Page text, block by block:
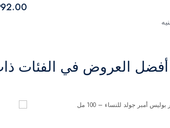
العروض في الفئات